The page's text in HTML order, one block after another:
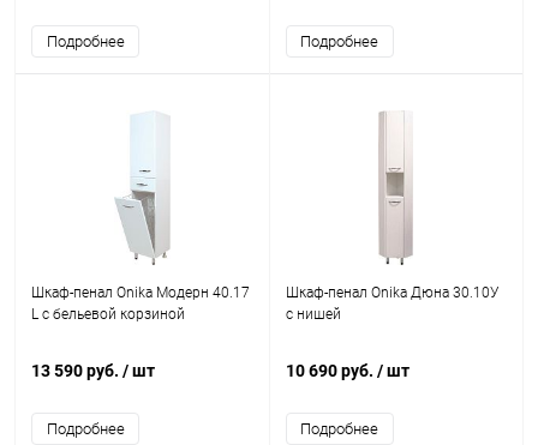
Подробнее Подробнее
Шкаф-пенал Onika Модерн 40.17
L с бельевой корзиной
13 590 руб. / шт
Подробнее
Шкаф-пенал Onika Дюна 30.10У
с нишей
10 690 руб. / шт
Подробнее